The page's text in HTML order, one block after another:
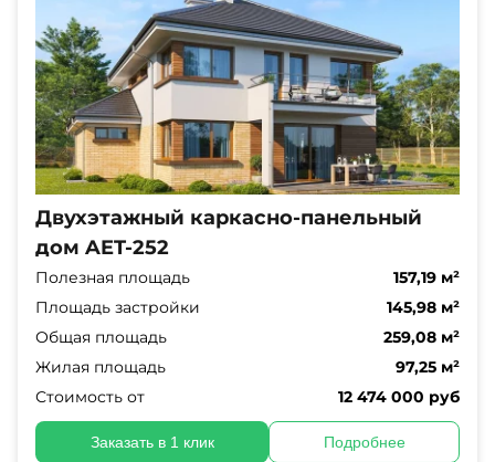
Двухэтажный каркасно-панельный
дом AET-252
Полезная площадь
157,19 м²
Площадь застройки
145,98 м²
Общая площадь
259,08 м²
Жилая площадь
97,25 м²
Стоимость от
12 474 000 руб
Заказать в 1 клик Подробнее